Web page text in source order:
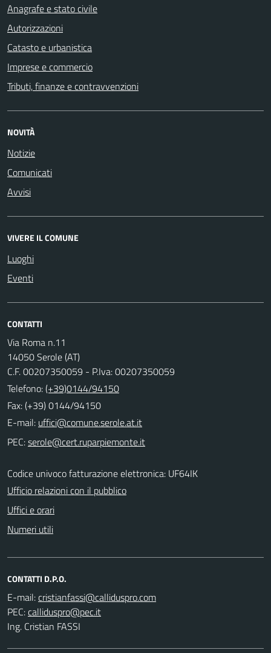
Anagrafe e stato civile
Autorizzazioni
Catasto e urbanistica
Imprese e commercio
Tributi, finanze e contravvenzioni
NOVITÀ
Notizie
Comunicati
Avvisi
VIVERE IL COMUNE
Luoghi
Eventi
CONTATTI
Via Roma n.11
14050 Serole (AT)
C.F. 00207350059 - P.Iva: 00207350059
Telefono:(+39)0144/94150
Fax: (+39) 0144/94150
E-mail:
PEC:
Codice univoco fatturazione elettronica: UF64IK
Ufficio relazioni con il pubblico
Uffici e orari
Numeri utili
CONTATTI D.P.O.
E-mail:
PEC:
Ing. Cristian FASSI